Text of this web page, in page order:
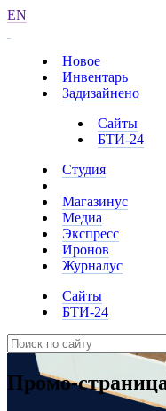
EN
Новое
Инвентарь
Задизайнено
Сайты
БТИ-24
Студия
Магазинус
Медиа
Экспресс
Иронов
Журналус
Сайты
БТИ-24
Промо-